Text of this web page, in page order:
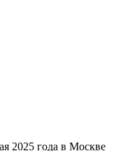
2025 года в Москве